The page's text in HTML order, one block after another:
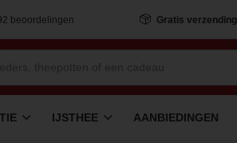
beoordelingen Gratis verzending
IJSTHEE AANBIEDINGEN